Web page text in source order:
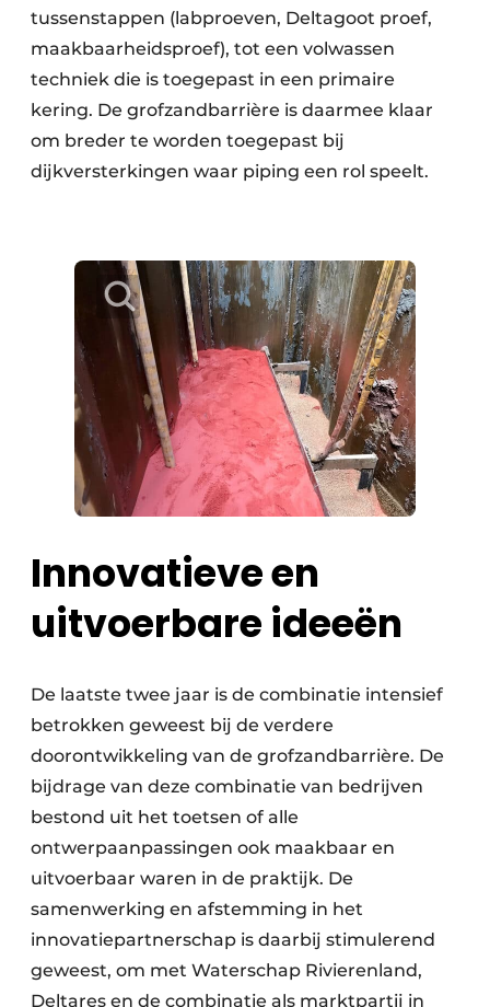
tussenstappen (labproeven, Deltagoot proef,
maakbaarheidsproef), tot een volwassen
techniek die is toegepast in een primaire
kering. De grofzandbarrière is daarmee klaar
om breder te worden toegepast bij
dijkversterkingen waar piping een rol speelt.
Innovatieve en
uitvoerbare ideeën
De laatste twee jaar is de combinatie intensief
betrokken geweest bij de verdere
doorontwikkeling van de grofzandbarrière. De
bijdrage van deze combinatie van bedrijven
bestond uit het toetsen of alle
ontwerpaanpassingen ook maakbaar en
uitvoerbaar waren in de praktijk. De
samenwerking en afstemming in het
innovatiepartnerschap is daarbij stimulerend
geweest, om met Waterschap Rivierenland,
Deltares en de combinatie als marktpartij in